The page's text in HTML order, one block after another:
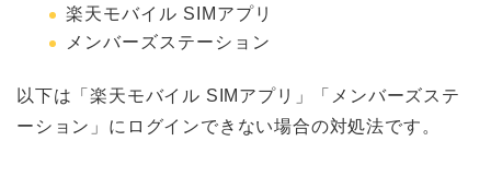
楽天モバイル SIMアプリ
メンバーズステーション
以下は「楽天モバイル SIMアプリ」「メンバーズステ
ーション」にログインできない場合の対処法です。